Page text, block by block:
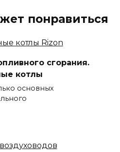
понравиться
сгорания.
котлы
основных